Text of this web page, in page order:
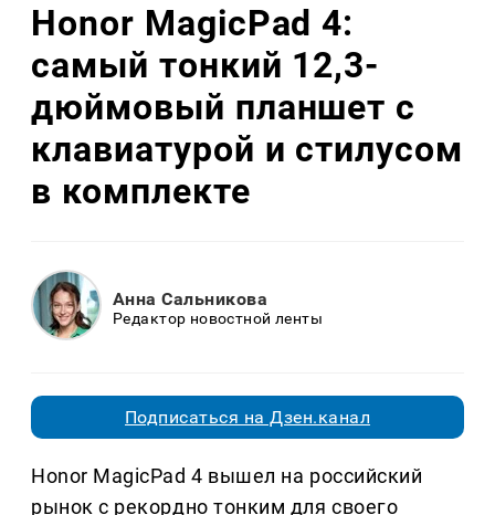
Honor MagicPad 4:
самый тонкий 12,3-
дюймовый планшет с
клавиатурой и стилусом
в комплекте
Анна Сальникова
Редактор новостной ленты
Подписаться на Дзен.канал
Honor MagicPad 4 вышел на российский
рынок с рекордно тонким для своего